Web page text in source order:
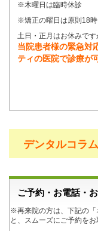
※木曜日は臨時休診
※矯正の曜日は原則18
土日・正月はお休みです
当院患者様の緊急対
ティの医院で診療が
デンタルコラム
ご予約・お電話・
※再来院の方は、下記の「
と、スムーズにご予約をお